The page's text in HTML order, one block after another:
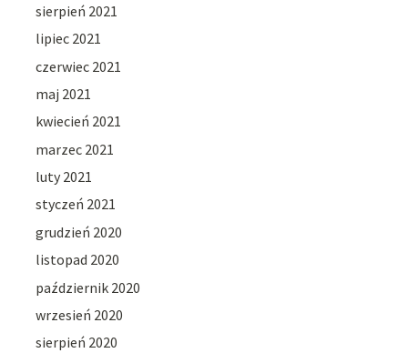
sierpień 2021
lipiec 2021
czerwiec 2021
maj 2021
kwiecień 2021
marzec 2021
luty 2021
styczeń 2021
grudzień 2020
listopad 2020
październik 2020
wrzesień 2020
sierpień 2020